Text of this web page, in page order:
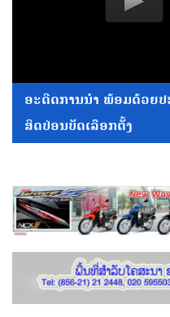
ອະດີດການນໍາ ພ້ອມດ້ວຍປ
ສິດປ່ອນບັດເລືອກຕັ້ງ